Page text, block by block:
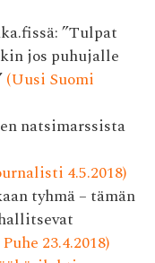
”Tulpat
jos puhujalle
(Uusi Suomi
natsimarssista
4.5.2018)
tyhmä – tämän
23.4.2018)